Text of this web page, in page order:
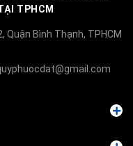
TPHCM
Quận Bình Thạnh, TPHCM